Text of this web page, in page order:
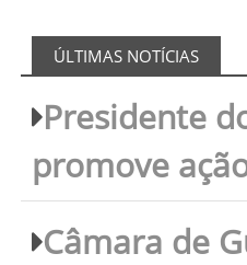
ÚLTIMAS NOTÍCIAS
Presidente
promove
Câmara de